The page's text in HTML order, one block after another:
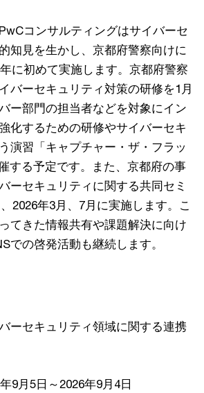
コンサルティングはサイバーセ
知見を生かし、京都府警察向けに
に初めて実施します。京都府警察
バーセキュリティ対策の研修を1月
ー部門の担当者などを対象にイン
化するための研修やサイバーセキ
演習「キャプチャー・ザ・フラッ
する予定です。また、京都府の事
ーセキュリティに関する共同セミ
2026年3月、7月に実施します。こ
てきた情報共有や課題解決に向け
での啓発活動も継続します。
ーセキュリティ領域に関する連携
9月5日～2026年9月4日